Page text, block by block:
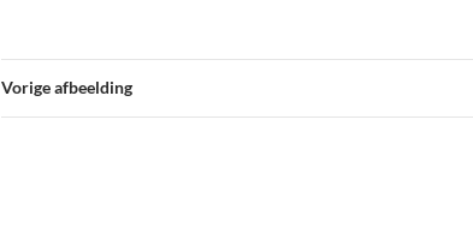
Vorige afbeelding